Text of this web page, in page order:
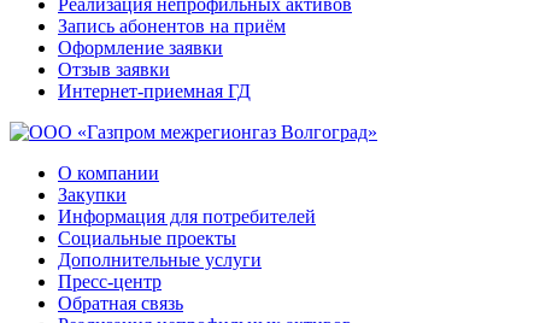
Реализация непрофильных активов
Запись абонентов на приём
Оформление заявки
Отзыв заявки
Интернет-приемная ГД
О компании
Закупки
Информация для потребителей
Социальные проекты
Дополнительные услуги
Пресс-центр
Обратная связь